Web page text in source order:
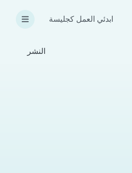
ابدئي العمل كجليسة
النشر